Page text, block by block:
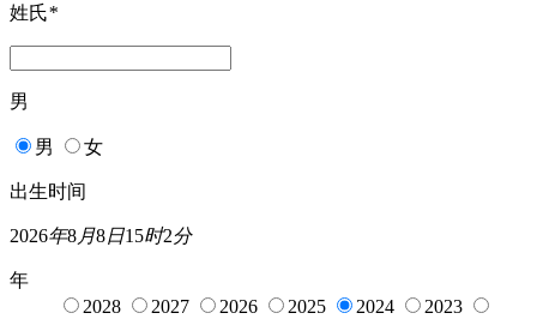
姓氏*
男
男 女
出生时间
2026年8月8日15时2分
年
2028
2027 2026 2025 2024
2023